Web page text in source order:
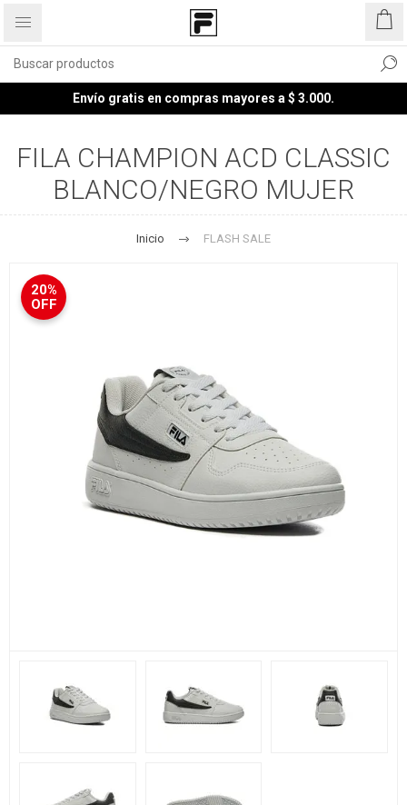
Envío gratis en compras mayores a $ 3.000.
FILA CHAMPION ACD CLASSIC
BLANCO/NEGRO MUJER
Inicio FLASH SALE
20%
OFF